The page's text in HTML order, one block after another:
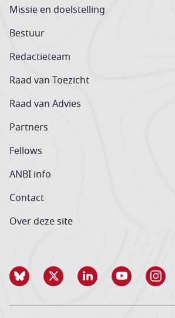
Missie en doelstelling
Bestuur
Redactieteam
Raad van Toezicht
Raad van Advies
Partners
Fellows
ANBI info
Contact
Over deze site